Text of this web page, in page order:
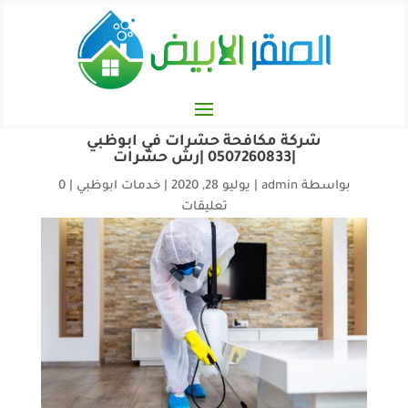
شركة مكافحة حشرات في ابوظبي
|0507260833 |رش حشرات
بواسطة admin يوليو 28, 2020 |خدمات ابوظبي |
0
تعليقات